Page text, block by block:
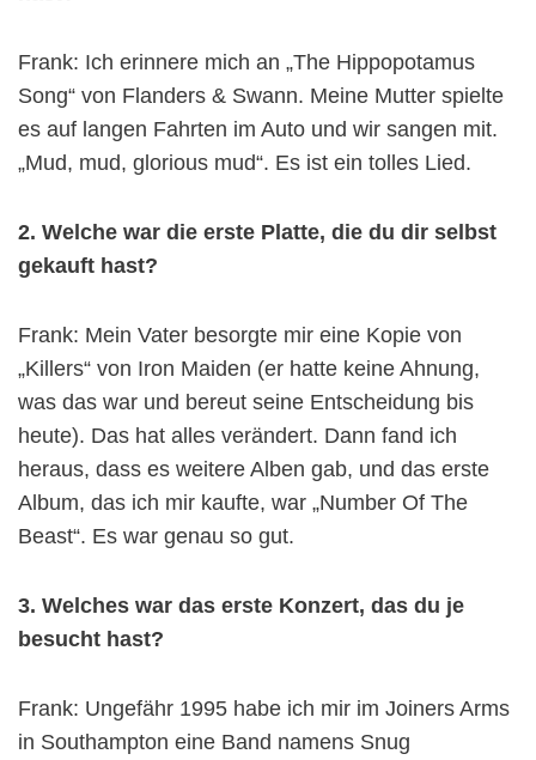
Frank: Ich erinnere mich an „The Hippopotamus
Song“ von Flanders & Swann. Meine Mutter spielte
es auf langen Fahrten im Auto und wir sangen mit.
„Mud, mud, glorious mud“. Es ist ein tolles Lied.
2. Welche war die erste Platte, die du dir selbst
gekauft hast?
Frank: Mein Vater besorgte mir eine Kopie von
„Killers“ von Iron Maiden (er hatte keine Ahnung,
was das war und bereut seine Entscheidung bis
heute). Das hat alles verändert. Dann fand ich
heraus, dass es weitere Alben gab, und das erste
Album, das ich mir kaufte, war „Number Of The
Beast“. Es war genau so gut.
3. Welches war das erste Konzert, das du je
besucht hast?
Frank: Ungefähr 1995 habe ich mir im Joiners Arms
in Southampton eine Band namens Snug